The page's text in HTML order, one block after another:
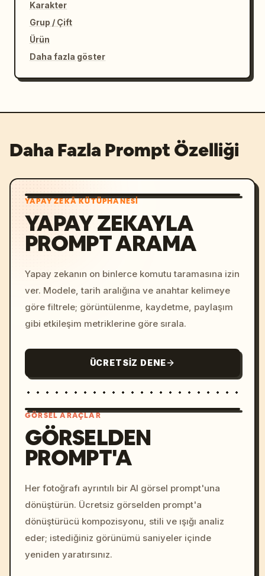
Karakter
Grup / Çift
Ürün
Daha fazla göster
Daha Fazla Prompt Özelliği
YAPAY ZEKÂ KÜTÜPHANESI
YAPAY ZEKAYLA
PROMPT ARAMA
Yapay zekanın on binlerce komutu taramasına izin
ver. Modele, tarih aralığına ve anahtar kelimeye
göre filtrele; görüntülenme, kaydetme, paylaşım
gibi etkileşim metriklerine göre sırala.
ÜCRETSIZ DENE
colors, 8k --v 6.0
GÖRSEL ARAÇLAR
GÖRSELDEN
PROMPT'A
Her fotoğrafı ayrıntılı bir AI görsel prompt'una
dönüştürün. Ücretsiz görselden prompt'a
dönüştürücü kompozisyonu, stili ve ışığı analiz
eder; istediğiniz görünümü saniyeler içinde
yeniden yaratırsınız.